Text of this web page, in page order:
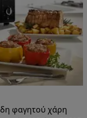
φαγητού χάρη